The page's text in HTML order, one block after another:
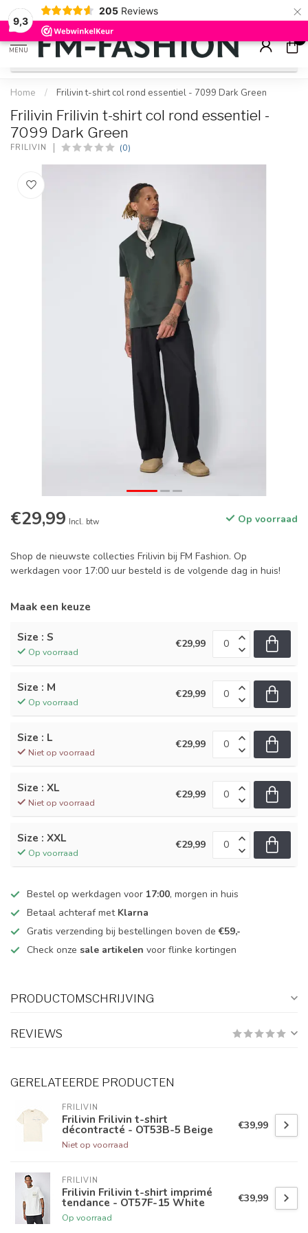
9,3
205 Reviews ×
Check onzesale artikelenvoor flinke kortingen
MENU
0
Home / Frilivin t-shirt col rond essentiel - 7099 Dark Green
Frilivin Frilivin t-shirt col rond essentiel -
7099 Dark Green
FRILIVIN (0)
€29,99 Incl. btw Op voorraad
Shop de nieuwste collecties Frilivin bij FM Fashion. Op
werkdagen voor 17:00 uur besteld is de volgende dag in huis!
Maak een keuze
Size : S
Op voorraad
€29,99
Size : M
Op voorraad
€29,99
Size : L
Niet op voorraad
€29,99
Size : XL
Niet op voorraad
€29,99
Size : XXL
Op voorraad
€29,99
Bestel op werkdagen voor 17:00, morgen in huis
Betaal achteraf met Klarna
Gratis verzending bij bestellingen boven de€59,-
Check onze sale artikelen voor flinke kortingen
PRODUCTOMSCHRIJVING
REVIEWS
GERELATEERDE PRODUCTEN
FRILIVIN
Frilivin Frilivin t-shirt
décontracté - OT53B-5 Beige
Niet op voorraad
€39,99
FRILIVIN
Frilivin Frilivin t-shirt imprimé
tendance - OT57F-15 White
Op voorraad
€39,99